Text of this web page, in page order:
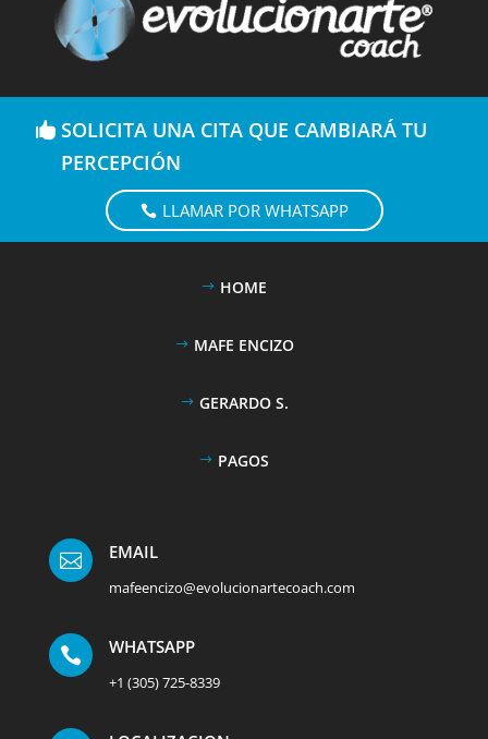
SOLICITA UNA CITA QUE CAMBIARÁ TU
PERCEPCIÓN
LLAMAR POR WHATSAPP
HOME
MAFE ENCIZO
GERARDO S.
PAGOS
 EMAIL
mafeencizo@evolucionartecoach.com
 WHATSAPP
+1 (305) 725-8339